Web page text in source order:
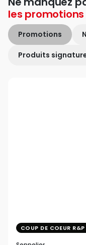
les promotions
Promotions
Produits
COUP DE COEUR R&P